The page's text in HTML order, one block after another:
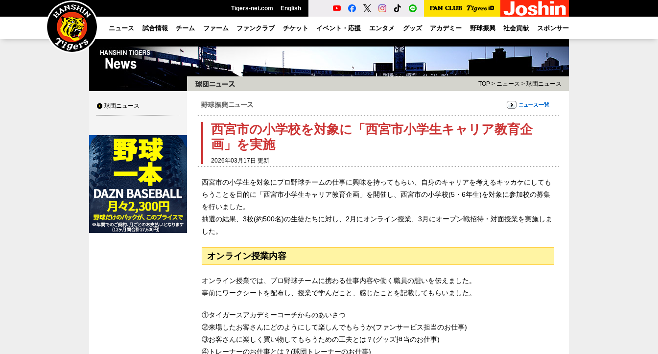
Tigers-net.com English
ニュース 試合情報 チーム ファーム ファンクラブ チケット イベント・応援 エンタメ グッズ アカデミー 野球振興 社会貢献 スポンサー
球団ニュース
TOP > ニュース > 球団ニュース
西宮市の小学校を対象に「西宮市小学生キャリア教育企
画」を実施
2026年03月17日 更新
西宮市の小学生を対象にプロ野球チームの仕事に興味を持ってもらい、自身のキャリアを考えるキッカケにしても
らうことを目的に「西宮市小学生キャリア教育企画」を開催し、西宮市の小学校(5・6年生)を対象に参加校の募集
を行いました。
抽選の結果、3校(約500名)の生徒たちに対し、2月にオンライン授業、3月にオープン戦招待・対面授業を実施しま
した。
オンライン授業内容
オンライン授業では、プロ野球チームに携わる仕事内容や働く職員の想いを伝えました。
事前にワークシートを配布し、授業で学んだこと、感じたことを記載してもらいました。
①タイガースアカデミーコーチからのあいさつ
②来場したお客さんにどのようにして楽しんでもらうか(ファンサービス担当のお仕事)
③お客さんに楽しく買い物してもらうための工夫とは？(グッズ担当のお仕事)
④トレーナーのお仕事とは？(球団トレーナーのお仕事)